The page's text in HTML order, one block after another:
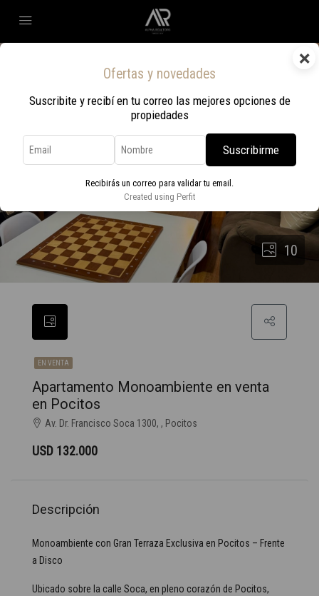
×
Ofertas y novedades
Suscribite y recibí en tu correo las mejores opciones de
propiedades
Suscribirme
Recibirás un correo para validar tu email.
Created using Perfit
10
EN VENTA
Apartamento Monoambiente en venta
en Pocitos
Av. Dr. Francisco Soca 1300, , Pocitos
USD 132.000
Descripción
Monoambiente con Gran Terraza Exclusiva en Pocitos – Frente
a Disco
Ubicado sobre la calle Soca, en pleno corazón de Pocitos,